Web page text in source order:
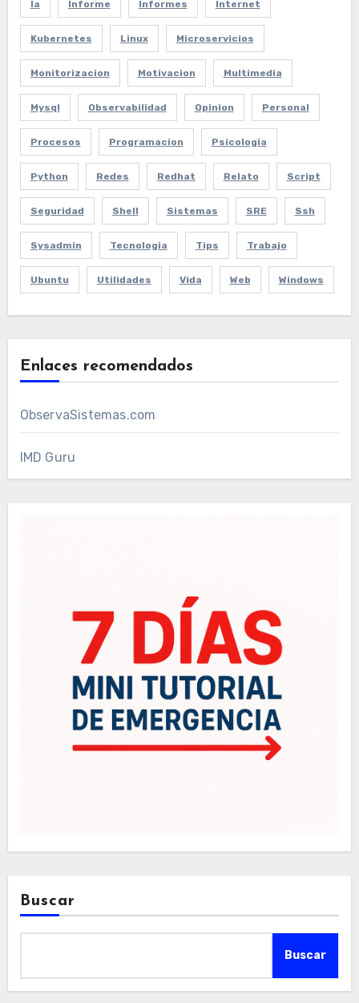
Ia Informe Informes Internet
Kubernetes Linux Microservicios
Monitorizacion Motivacion Multimedia
Mysql Observabilidad Opinion Personal
Procesos Programacion Psicologia
Python Redes Redhat Relato Script
Seguridad Shell Sistemas SRE Ssh
Sysadmin Tecnologia Tips Trabajo
Ubuntu Utilidades Vida Web Windows
Enlaces recomendados
ObservaSistemas.com
IMD Guru
Buscar
Buscar